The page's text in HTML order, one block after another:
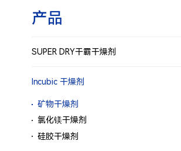
产品
SUPER DRY干霸干燥剂
集装箱干燥剂
Incubic 干燥剂
矿物干燥剂
氯化镁干燥剂
硅胶干燥剂